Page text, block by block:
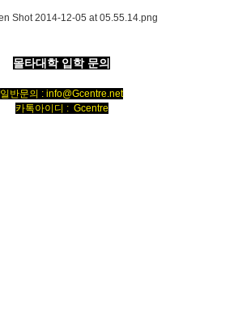
몰타대학 입학 문의
일반문의 : info@Gcentre.net
카톡아이디 : Gcentre